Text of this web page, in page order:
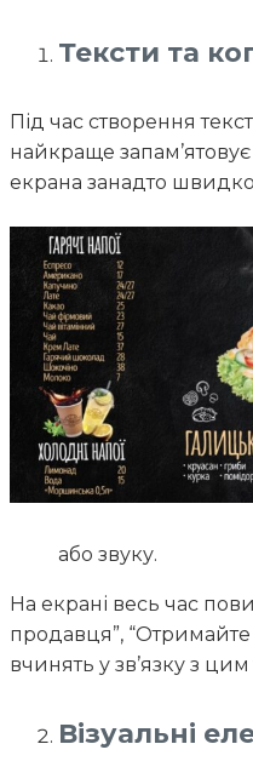
Тексти та
Під час створення
найкраще
екрана занадто
або звуку.
На екрані весь час
продавця”,
вчинять у зв’язку з цим
Візуальні